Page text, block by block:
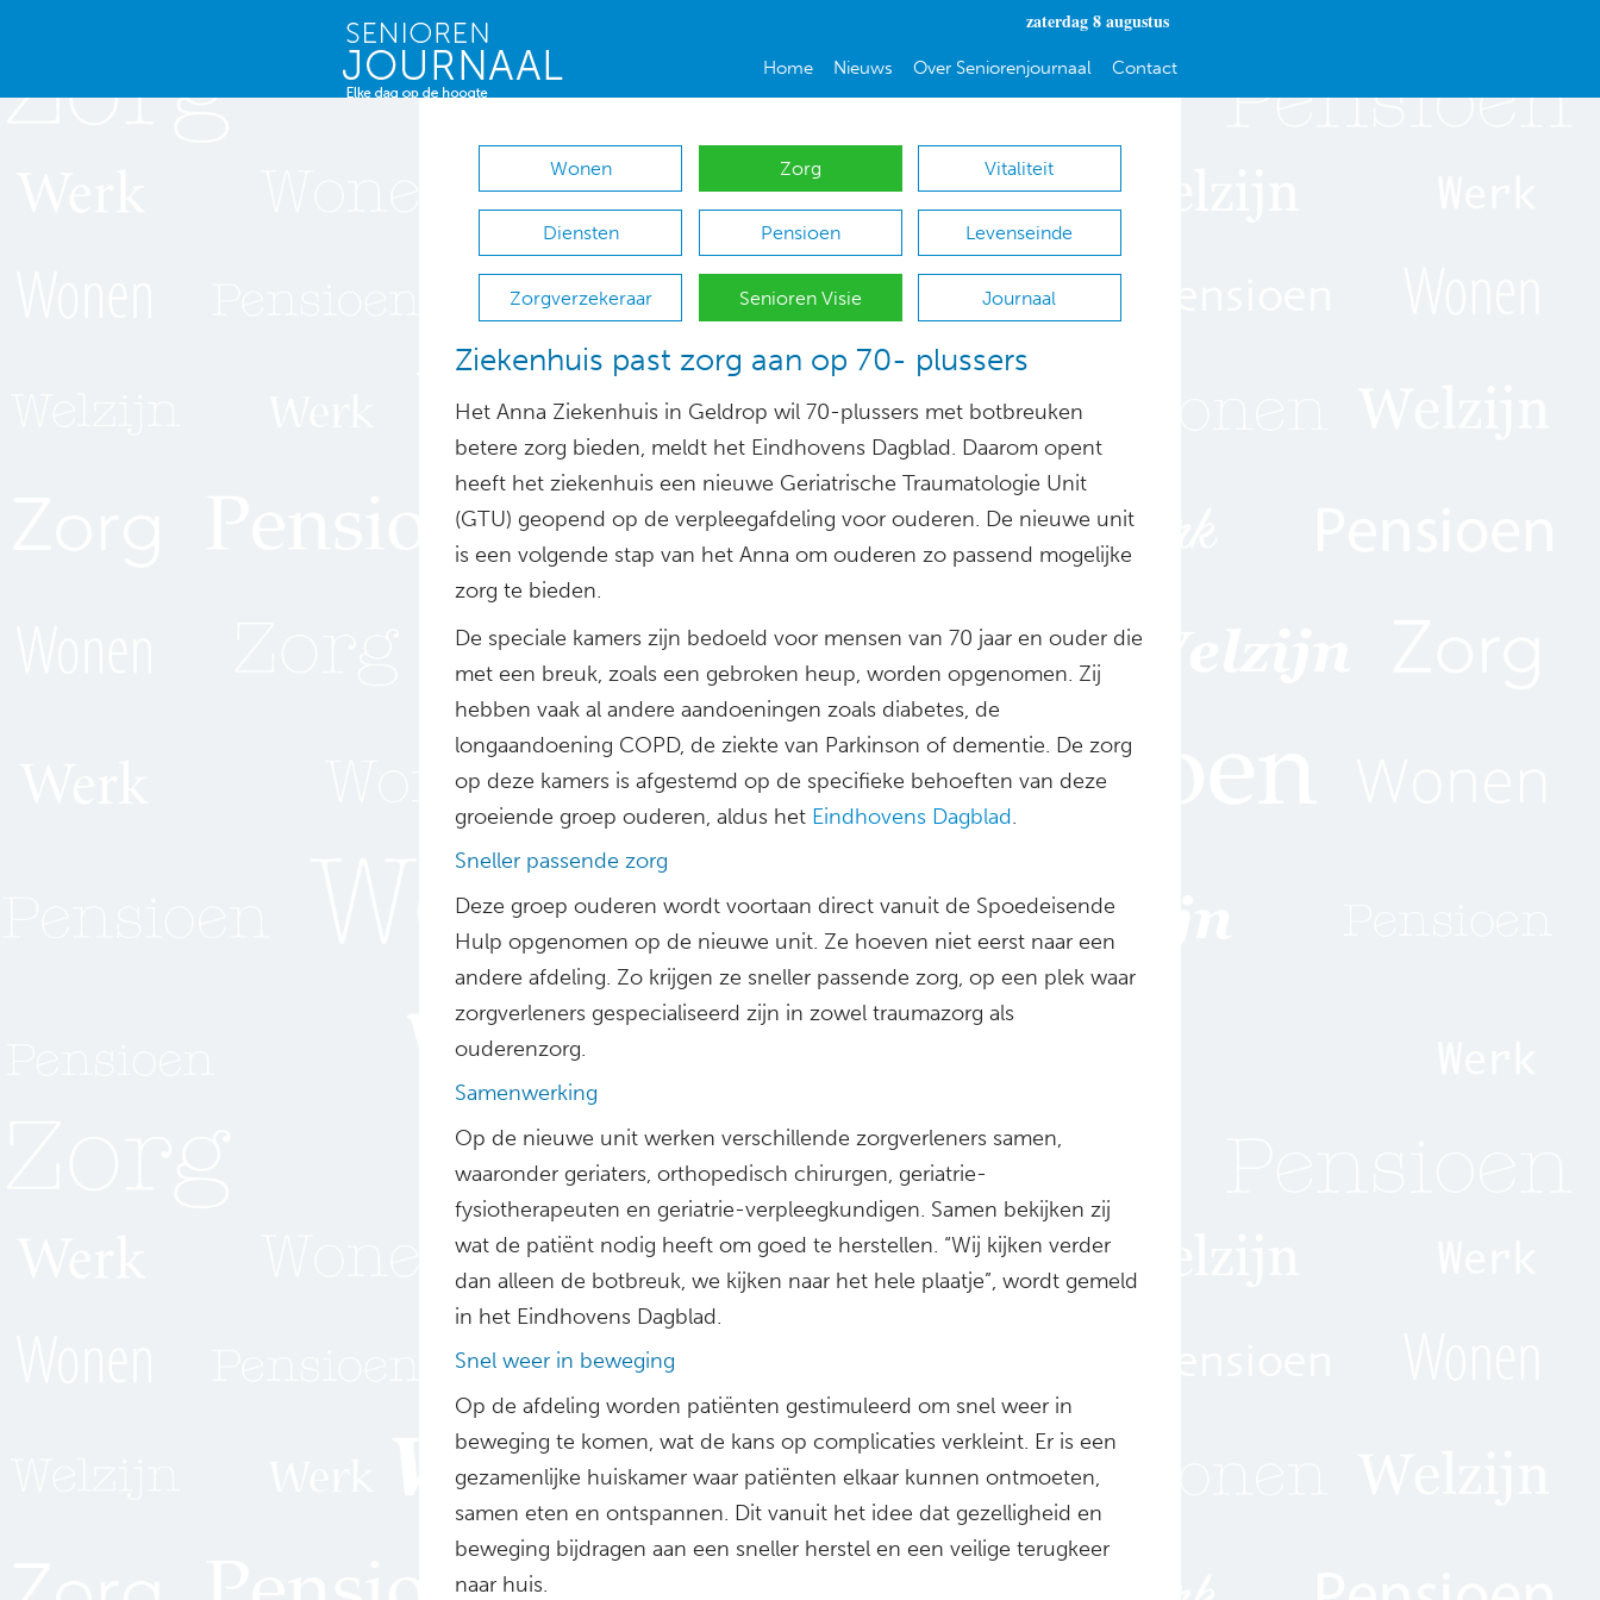
zaterdag 8 augustus
Home Nieuws Over Seniorenjournaal Contact
Wonen Zorg Vitaliteit
Diensten Pensioen Levenseinde
Zorgverzekeraar Senioren Visie Journaal
Ziekenhuis past zorg aan op 70- plussers
Het Anna Ziekenhuis in Geldrop wil 70-plussers met botbreuken
betere zorg bieden, meldt het Eindhovens Dagblad. Daarom opent
heeft het ziekenhuis een nieuwe Geriatrische Traumatologie Unit
(GTU) geopend op de verpleegafdeling voor ouderen. De nieuwe unit
is een volgende stap van het Anna om ouderen zo passend mogelijke
zorg te bieden.
De speciale kamers zijn bedoeld voor mensen van 70 jaar en ouder die
met een breuk, zoals een gebroken heup, worden opgenomen. Zij
hebben vaak al andere aandoeningen zoals diabetes, de
longaandoening COPD, de ziekte van Parkinson of dementie. De zorg
op deze kamers is afgestemd op de specifieke behoeften van deze
groeiende groep ouderen, aldus het Eindhovens Dagblad.
Sneller passende zorg
Deze groep ouderen wordt voortaan direct vanuit de Spoedeisende
Hulp opgenomen op de nieuwe unit. Ze hoeven niet eerst naar een
andere afdeling. Zo krijgen ze sneller passende zorg, op een plek waar
zorgverleners gespecialiseerd zijn in zowel traumazorg als
ouderenzorg.
Samenwerking
Op de nieuwe unit werken verschillende zorgverleners samen,
waaronder geriaters, orthopedisch chirurgen, geriatrie-
fysiotherapeuten en geriatrie-verpleegkundigen. Samen bekijken zij
wat de patiënt nodig heeft om goed te herstellen. “Wij kijken verder
dan alleen de botbreuk, we kijken naar het hele plaatje”, wordt gemeld
in het Eindhovens Dagblad.
Snel weer in beweging
Op de afdeling worden patiënten gestimuleerd om snel weer in
beweging te komen, wat de kans op complicaties verkleint. Er is een
gezamenlijke huiskamer waar patiënten elkaar kunnen ontmoeten,
samen eten en ontspannen. Dit vanuit het idee dat gezelligheid en
beweging bijdragen aan een sneller herstel en een veilige terugkeer
naar huis.